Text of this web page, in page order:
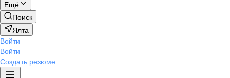
Ещё
Поиск
Ялта
Войти
Войти
Создать резюме